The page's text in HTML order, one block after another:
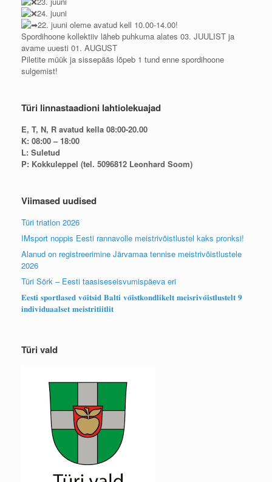
24. juuni
22. juuni oleme avatud kell 10.00-14.00!
Spordihoone kollektiiv läheb puhkuma alates 03. JUULIST ja
avame uuesti 01. AUGUST
Piletite müük ja sissepääs lõpeb 1 tund enne spordihoone
sulgemist!
Türi linnastaadioni lahtiolekuajad
E, T, N, R avatud kella 08:00-20.00
K: 08:00 – 18:00
L: Suletud
P: Kokkuleppel (tel. 5096812 Leonhard Soom)
Viimased uudised
Türi triatlon 2026
IMsport noppis Eesti rannavolle meistrivõistlustel kaks pronksi!
Alanud on registreerimine Järvamaa tennise meistrivõistlustele
2026
Türi Sörk – Eesti taasiseseisvumispäeva eri
𝐄𝐞𝐬𝐭𝐢 𝐬𝐩𝐨𝐫𝐭𝐥𝐚𝐬𝐞𝐝 𝐯𝐨̃𝐢𝐭𝐬𝐢𝐝 𝐁𝐚𝐥𝐭𝐢 𝐯𝐨̃𝐢𝐬𝐭𝐤𝐨𝐧𝐝𝐥𝐢𝐤𝐞𝐥𝐭 𝐦𝐞𝐢𝐬𝐫𝐢𝐯𝐨̃𝐢𝐬𝐭𝐥𝐮𝐬𝐭𝐞𝐥𝐭 𝟗
𝐢𝐧𝐝𝐢𝐯𝐢𝐝𝐮𝐚𝐚𝐥𝐬𝐞𝐭 𝐦𝐞𝐢𝐬𝐭𝐫𝐢𝐭𝐢𝐢𝐭𝐥𝐢𝐭
Türi vald